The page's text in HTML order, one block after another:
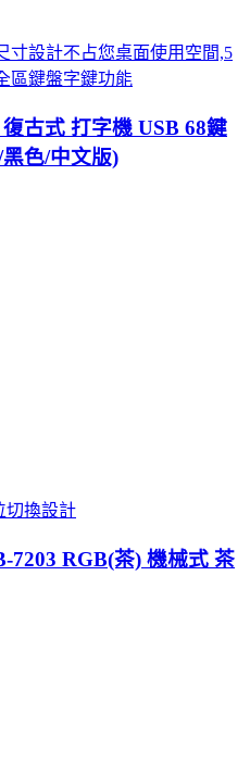
寸設計不占您桌面使用空間,5
區鍵盤字鍵功能
古式 打字機 USB 68鍵
色/中文版)
切換設計
RGB(茶) 機械式 茶